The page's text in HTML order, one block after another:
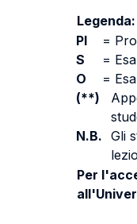
Legenda:
PI
=
S
=
O
=
(**)
N.B. Gli
Per